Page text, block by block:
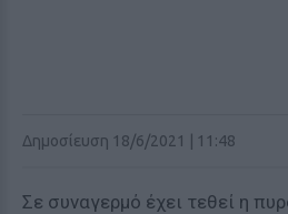
Δημοσίευση 18/6/2021 | 11:48
Σε συναγερμό έχει τεθεί η